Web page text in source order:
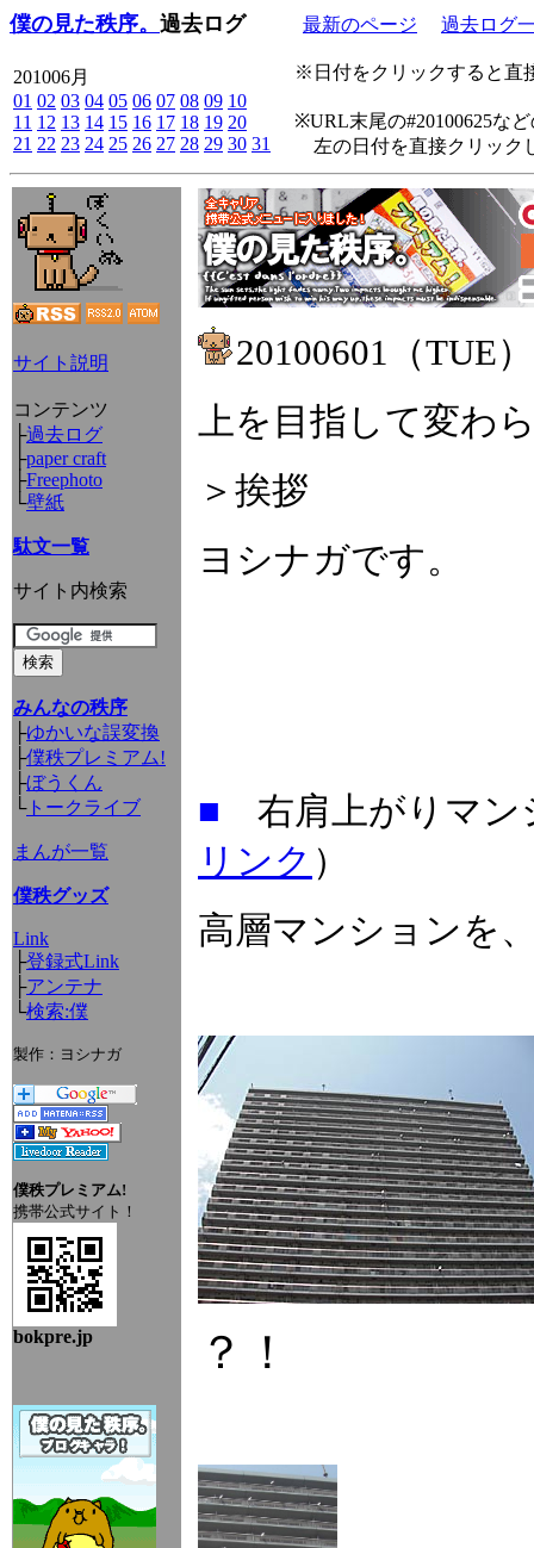
僕の見た秩序。 過去ログ 最新のページ 過去ログ
201006月
01 02 03 04 05 06 07 08 09 10
11 12 13 14 15 16 17 18 19 20
21 22 23 24 25 26 27 28 29 30 31
※日付をクリックすると直
※URL末尾の#20100625な
左の日付を直接クリック
サイト説明
コンテンツ
├過去ログ
├paper craft
├Freephoto
└壁紙
駄文一覧
サイト内検索
みんなの秩序
├ゆかいな誤変換
├僕秩プレミアム!
├ぼうくん
└トークライブ
まんが一覧
僕秩グッズ
Link
├登録式Link
├アンテナ
└検索:僕
製作：ヨシナガ
僕秩プレミアム!
携帯公式サイト！
bokpre.jp
20100601（TUE）
上を目指して変わ
＞挨拶
ヨシナガです。
■ 右肩上がり
リンク ）
高層マンションを
？！